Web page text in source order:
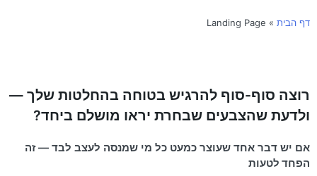
דף הבית »
Landing Page
רוצה סוף-סוף להרגיש בטוחה בהחלטות שלך —
ולדעת שהצבעים שבחרת יראו מושלם ביחד?
אם יש דבר אחד שעוצר כמעט כל מי שמנסה לעצב לבד — זה
הפחד לטעות